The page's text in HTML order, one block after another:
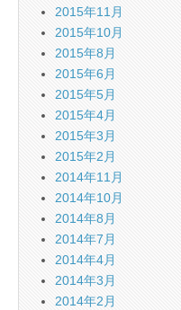
2015年11月
2015年10月
2015年8月
2015年6月
2015年5月
2015年4月
2015年3月
2015年2月
2014年11月
2014年10月
2014年8月
2014年7月
2014年4月
2014年3月
2014年2月